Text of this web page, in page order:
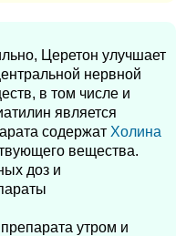
Церетон улучшает
нервной
в том числе и
является
содержат Холина
вещества.
доз и
утром и